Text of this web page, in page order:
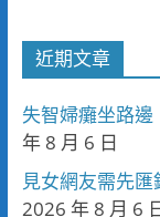
近期文章
失智婦癱坐路
年 8 月 6 日
見女網友需先
2026 年 8 月 6